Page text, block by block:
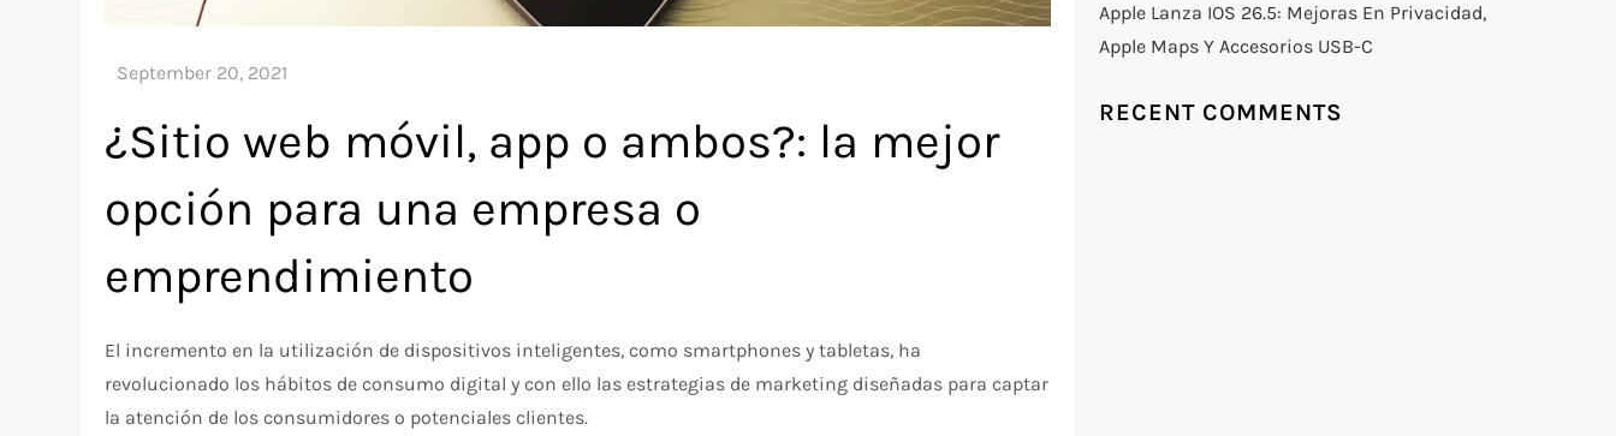
¿Sitio web móvil, app o ambos?: la mejor
opción para una empresa o
emprendimiento
El incremento en la utilización de dispositivos inteligentes, como smartphones y tabletas, ha
revolucionado los hábitos de consumo digital y con ello las estrategias de marketing diseñadas para captar
la atención de los consumidores o potenciales clientes.
Apple Lanza IOS 26.5: Mejoras En Privacidad,
Apple Maps Y Accesorios USB-C
RECENT COMMENTS